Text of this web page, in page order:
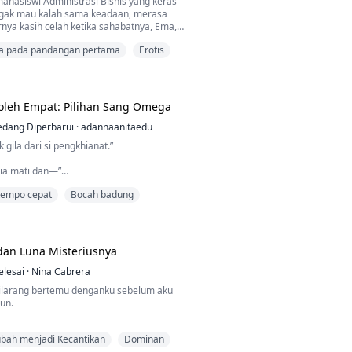
mau kalah sama keadaan, merasa
kasih celah ketika sahabatnya, Ema,
berpengaruh dan disegani di Jakarta.
antara gugup d...
pada pandangan pertama Erotis
Empat: Pilihan Sang Omega
Diperbarui ·adannaanitaedu
gila dari si pengkhianat.”
mati dan—”
perlu lagi lihat mukanya mondar-mandir di
buku-buku itu lebih erat ke dada. Langkahku
mendongak dan mendapati banyak murid
sambil menunjuk-nunjuk ke arahku.
di dalam kawanan. Ia lemah, se...
cepat Bocah badung
Luna Misteriusnya
· Nina Cabrera
bertemu denganku sebelum aku
dan baunya semakin kuat. Aku berdiri dan
menjadi Kecantikan Dominan